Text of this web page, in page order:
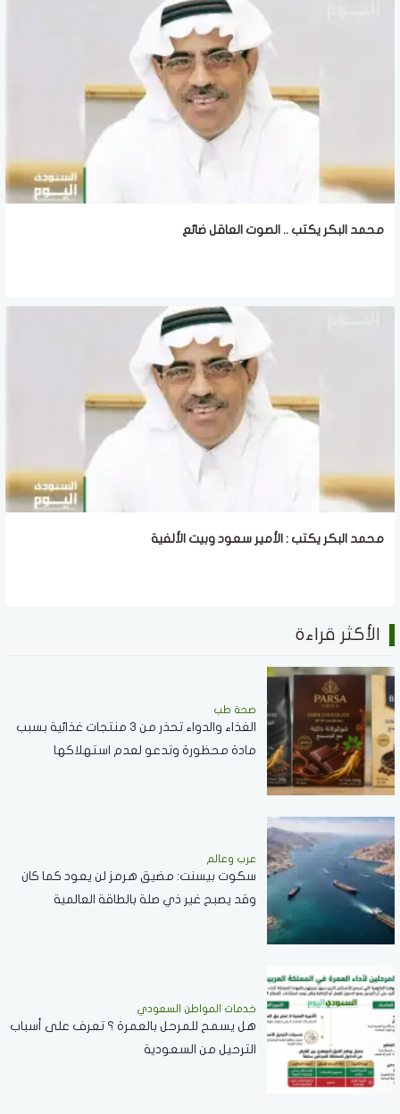
محمد البكر يكتب .. الصوت العاقل ضائع
الأكثر قراءة
صحة طب
الغذاء والدواء تحذر من 3 منتجات غذائية بسبب
مادة محظورة وتدعو لعدم استهلاكها
عرب وعالم
سكوت بيسنت: مضيق هرمز لن يعود كما كان
وقد يصبح غير ذي صلة بالطاقة العالمية
خدمات المواطن السعودي
هل يسمح للمرحل بالعمرة ؟ تعرف على أسباب
الترحيل من السعودية